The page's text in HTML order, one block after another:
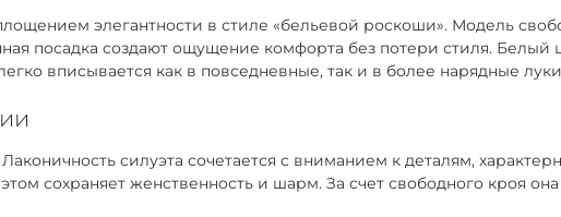
элегантности в стиле «бельевой роскоши». Модель
посадка создают ощущение комфорта без потери стиля.
вписывается как в повседневные, так и в более нарядные
силуэта сочетается с вниманием к деталям,
сохраняет женственность и шарм. За счет свободного кроя